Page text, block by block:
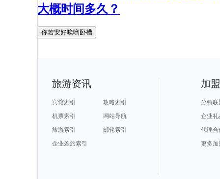
大概时间多久？
你若安好唉哟卧槽
旅游资讯
宾馆索引
攻略索引
机票索引
网站导航
旅游索引
邮轮索引
企业差旅索引
加
分销联
企业礼
代理合
更多加